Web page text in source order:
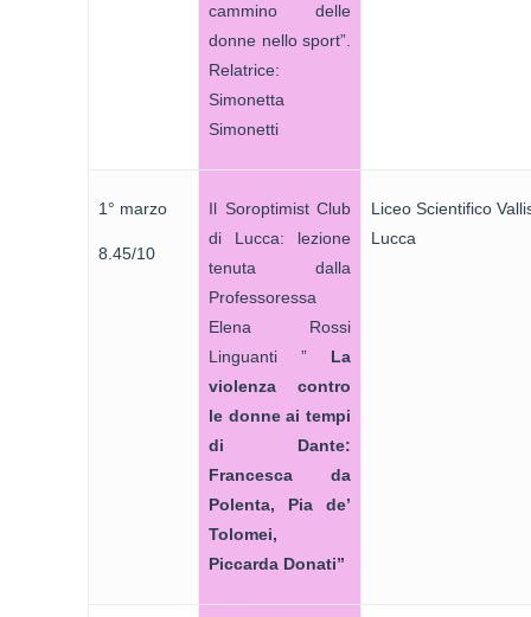
cammino delle
donne nello sport”.
Relatrice:
Simonetta
Simonetti
1° marzo
8.45/10
Il Soroptimist Club
di Lucca: lezione
tenuta dalla
Professoressa
Elena Rossi
Linguanti ” La
violenza contro
le donne ai tempi
di Dante:
Francesca da
Polenta, Pia de’
Tolomei,
Piccarda Donati”
Liceo Scientifico
Lucca